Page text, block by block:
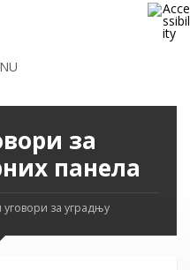
за
панела
уговори за уградњу